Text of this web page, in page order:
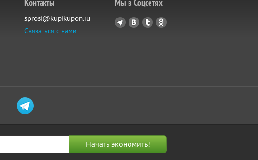
Контакты
sprosi@kupikupon.ru
Связаться с нами
Мы в Соцсетях